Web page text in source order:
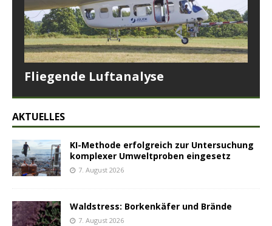
Fliegende Luftanalyse
AKTUELLES
KI-Methode erfolgreich zur Untersuchung
komplexer Umweltproben eingesetz
7. August 2026
Waldstress: Borkenkäfer und Brände
7. August 2026